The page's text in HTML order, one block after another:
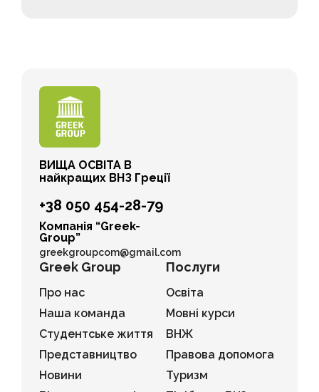
ВИЩА ОСВІТА В
найкращих ВНЗ Греції
+38 050 454-28-79
Компанія “Greek-
Group”
greekgroupcom@gmail.com
Greek Group
Про нас
Наша команда
Студентське життя
Представництво
Новини
Послуги
Освіта
Мовні курси
ВНЖ
Правова допомога
Туризм